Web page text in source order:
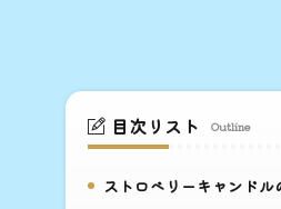
目次リスト Outline
1.ストロベリーキャンドル